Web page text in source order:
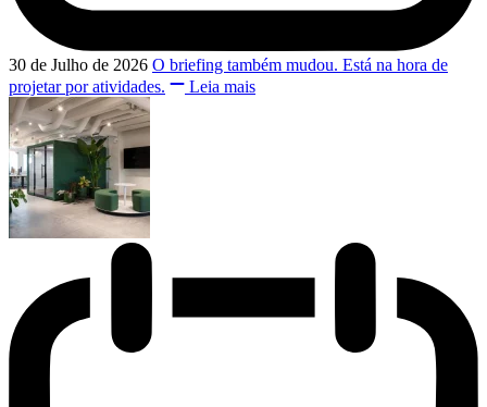
30 de Julho de 2026 O briefing também mudou. Está na hora de
projetar por atividades.
Leia mais